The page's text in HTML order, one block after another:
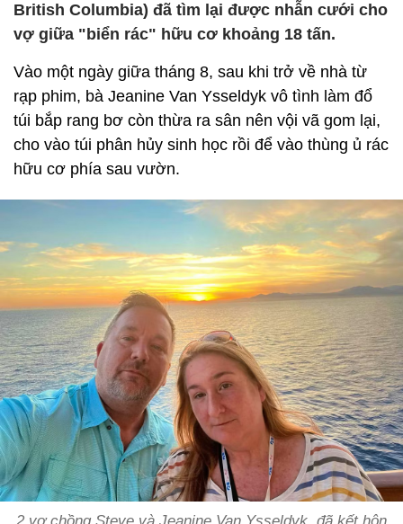
British Columbia) đã tìm lại được nhẫn cưới cho
vợ giữa "biển rác" hữu cơ khoảng 18 tấn.
Vào một ngày giữa tháng 8, sau khi trở về nhà từ
rạp phim, bà Jeanine Van Ysseldyk vô tình làm đổ
túi bắp rang bơ còn thừa ra sân nên vội vã gom lại,
cho vào túi phân hủy sinh học rồi để vào thùng ủ rác
hữu cơ phía sau vườn.